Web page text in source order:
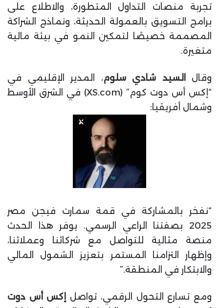
تجربة منصات التداول المتطورة، والاطلاع على
برامج التسويق بالعمولة الحديثة، ونماذج الشراكة
المصممة خصيصًا لتمكين النمو في بيئة مالية
متغيرة.
وقال السيد شادي سلوم، المدير الإقليمي في
“إكس أس دوت كوم” (XS.com) في الشرق الأوسط
وشمال أفريقيا:
“نفخر بالمشاركة في قمة سمارت فيجن مصر
2025 بصفتنا الراعي الرسمي. يوفر هذا الحدث
منصة مثالية للتواصل مع شركائنا وعملائنا،
وإظهار التزامنا المستمر بتعزيز الشمول المالي
والابتكار في المنطقة.”
ومع تسارع التحول الرقمي، تواصل
إكس أس دوت